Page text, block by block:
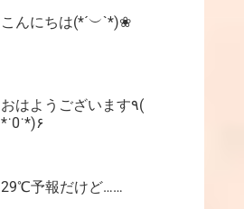
こんにちは(*´︶`*)❀
おはようございます٩(
*˙0˙*)۶
29℃予報だけど……